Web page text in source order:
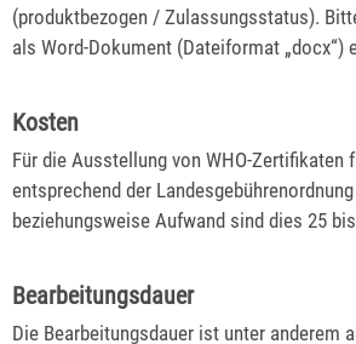
(produktbezogen / Zulassungsstatus).
als Word-Dokument (Dateiformat „docx“)
Kosten
Für die Ausstellung von WHO-Zertifikaten
entsprechend der
beziehungsweise Aufwand sind dies 25
Bearbeitungsdauer
Die Bearbeitungsdauer ist unter anderem